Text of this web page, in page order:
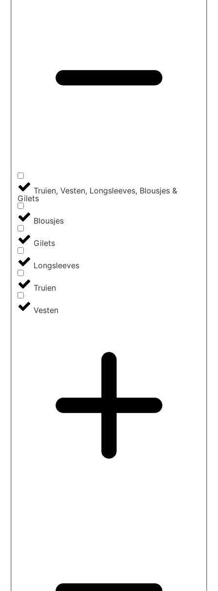
Truien, Vesten, Longsleeves, Blousjes &
Gilets
Blousjes
Gilets
Longsleeves
Truien
Vesten